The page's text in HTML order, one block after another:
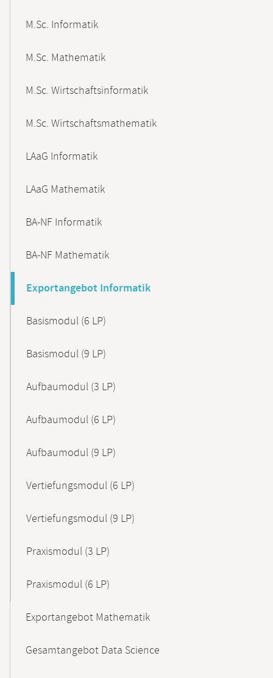
M.Sc. Informatik
M.Sc. Mathematik
M.Sc. Wirtschaftsinformatik
M.Sc. Wirtschaftsmathematik
LAaG Informatik
LAaG Mathematik
BA-NF Informatik
BA-NF Mathematik
Exportangebot Informatik
Basismodul (6 LP)
Basismodul (9 LP)
Aufbaumodul (3 LP)
Aufbaumodul (6 LP)
Aufbaumodul (9 LP)
Vertiefungsmodul (6 LP)
Vertiefungsmodul (9 LP)
Praxismodul (3 LP)
Praxismodul (6 LP)
Exportangebot Mathematik
Gesamtangebot Data Science